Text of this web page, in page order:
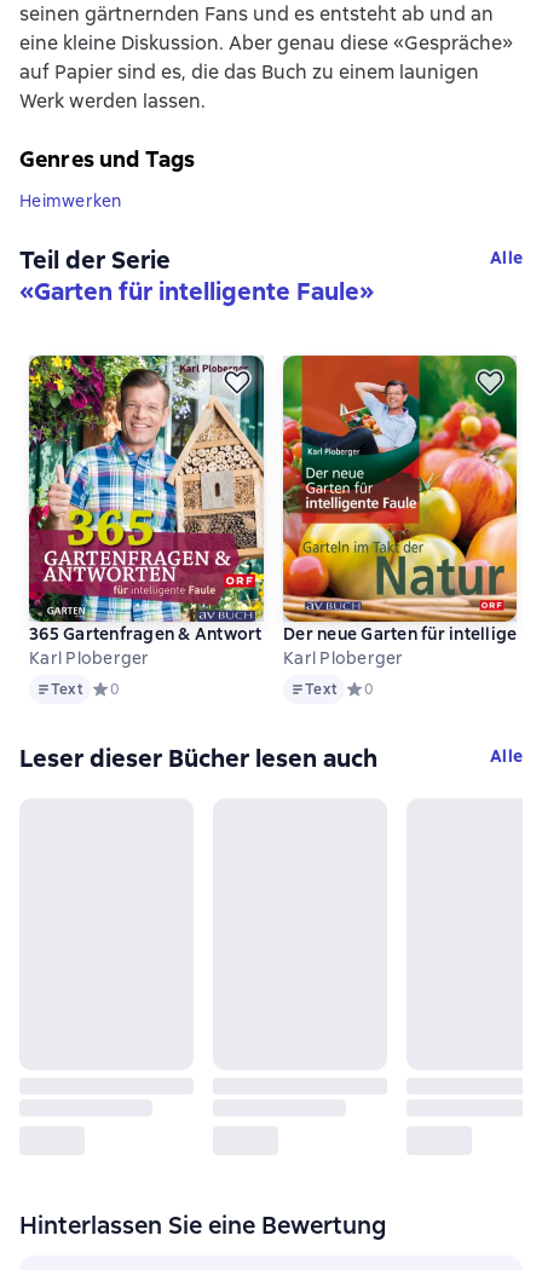
seinen gärtnernden Fans und es entsteht ab und an
eine kleine Diskussion. Aber genau diese «Gespräche»
auf Papier sind es, die das Buch zu einem launigen
Werk werden lassen.
Genres und Tags
Heimwerken
Teil der Serie
«Garten für intelligente Faule»
Alle
365 Gartenfragen & Antworten
Karl Ploberger
TextText Средний рейтинг 0 на основе 0 оценок
0
Der neue Garten für
Karl Ploberger
TextText Средний рейтинг 0 на
0
Leser dieser Bücher lesen auch Alle
Hinterlassen Sie eine Bewertung